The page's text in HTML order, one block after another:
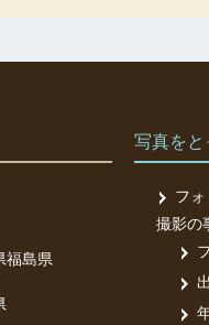
福島県
写真をと
フ
撮影の